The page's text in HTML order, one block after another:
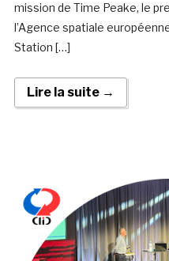
mission de Time Peake, le
l’Agence spatiale
Station […]
Lire la suite →